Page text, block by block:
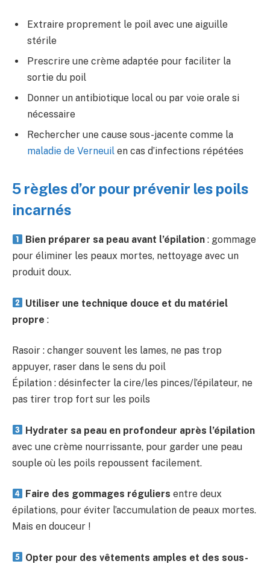
Extraire proprement le poil avec une aiguille
stérile
Prescrire une crème adaptée pour faciliter la
sortie du poil
Donner un antibiotique local ou par voie orale si
nécessaire
Rechercher une cause sous-jacente comme la
maladie de Verneuil en cas d’infections répétées
5 règles d’or pour prévenir les poils
incarnés
Bien préparer sa peau avant l’épilation : gommage
pour éliminer les peaux mortes, nettoyage avec un
produit doux.
Utiliser une technique douce et du matériel
propre :
Rasoir : changer souvent les lames, ne pas trop
appuyer, raser dans le sens du poil
Épilation : désinfecter la cire/les pinces/l’épilateur, ne
pas tirer trop fort sur les poils
Hydrater sa peau en profondeur après l’épilation
avec une crème nourrissante, pour garder une peau
souple où les poils repoussent facilement.
Faire des gommages réguliers entre deux
épilations, pour éviter l’accumulation de peaux mortes.
Mais en douceur !
Opter pour des vêtements amples et des sous-